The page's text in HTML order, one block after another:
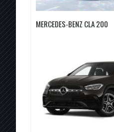
MERCEDES-BENZ CLA 200